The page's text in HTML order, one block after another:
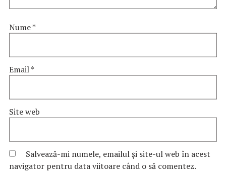
Nume*
Email*
Site web
Salvează-mi numele, emailul și site-ul web în acest
navigator pentru data viitoare când o să comentez.